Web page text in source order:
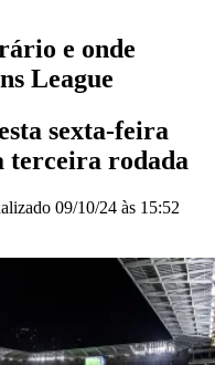
e onde
League
sexta-feira
terceira rodada
09/10/24 às 15:52